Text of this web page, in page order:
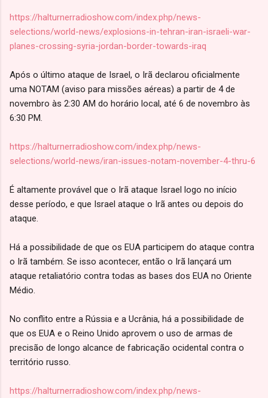
https://halturnerradioshow.com/index.php/news-
selections/world-news/explosions-in-tehran-iran-israeli-war-
planes-crossing-syria-jordan-border-towards-iraq
Após o último ataque de Israel, o Irã declarou oficialmente
uma NOTAM (aviso para missões aéreas) a partir de 4 de
novembro às 2:30 AM do horário local, até 6 de novembro às
6:30 PM.
https://halturnerradioshow.com/index.php/news-
selections/world-news/iran-issues-notam-november-4-thru-6
É altamente provável que o Irã ataque Israel logo no início
desse período, e que Israel ataque o Irã antes ou depois do
ataque.
Há a possibilidade de que os EUA participem do ataque contra
o Irã também. Se isso acontecer, então o Irã lançará um
ataque retaliatório contra todas as bases dos EUA no Oriente
Médio.
No conflito entre a Rússia e a Ucrânia, há a possibilidade de
que os EUA e o Reino Unido aprovem o uso de armas de
precisão de longo alcance de fabricação ocidental contra o
território russo.
https://halturnerradioshow.com/index.php/news-